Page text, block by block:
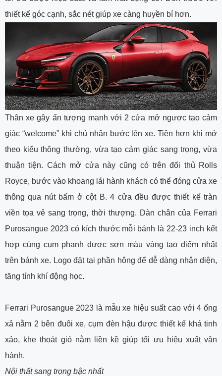
thiết kế góc cạnh, sắc nét giúp xe càng huyền bí hơn.
Thân xe gây ấn tượng mạnh với 2 cửa mở ngược tạo cảm
giác “welcome” khi chủ nhân bước lên xe. Tiện hơn khi mở
theo kiểu thông thường, vừa tạo cảm giác sang trọng, vừa
thuận tiện. Cách mở cửa này cũng có trên đối thủ Rolls
Royce, bước vào khoang lái hành khách có thể đóng cửa xe
thông qua nút bấm ở cột B. 4 cửa đều được thiết kế tràn
viền tọa vẻ sang trọng, thời thượng. Dàn chân của Ferrari
Purosangue 2023 có kích thước mỗi bánh là 22-23 inch kết
hợp cùng cụm phanh được sơn màu vàng tạo điểm nhất
trên bánh xe. Logo đặt tại phần hông để dễ dàng nhận diện,
tăng tính khí động học.
Ferrari Purosangue 2023 là mẫu xe hiệu suất cao với 4 ống
xả nằm 2 bên đuôi xe, cụm đèn hậu được thiết kế khá tinh
xảo, khe thoát gió nằm liền kề giúp tối ưu hiệu xuất vận
hành.
Nội thất sang trọng bậc nhất